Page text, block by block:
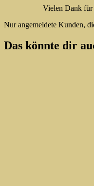
Vielen Dank für
Nur angemeldete Kunden,
Das könnte dir